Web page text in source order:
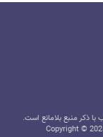
ذکر منبع بلامانع است.
Copyright ©